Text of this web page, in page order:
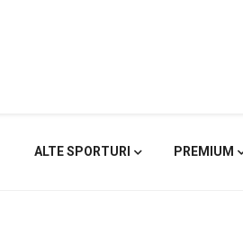
ALTE SPORTURI PREMIUM